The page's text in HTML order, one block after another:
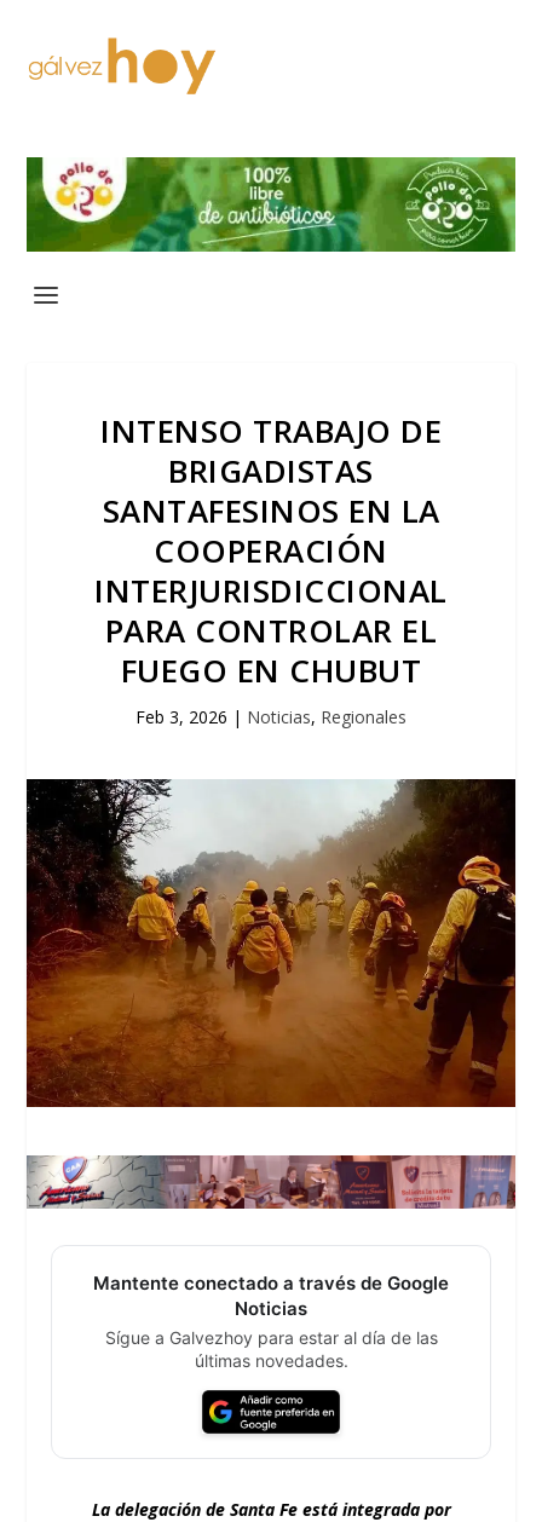
INTENSO TRABAJO DE
BRIGADISTAS
SANTAFESINOS EN LA
COOPERACIÓN
INTERJURISDICCIONAL
PARA CONTROLAR EL
FUEGO EN CHUBUT
Feb 3, 2026 | Noticias, Regionales
Mantente conectado a través de Google
Noticias
Sígue a Galvezhoy para estar al día de las
últimas novedades.
La delegación de Santa Fe está integrada por